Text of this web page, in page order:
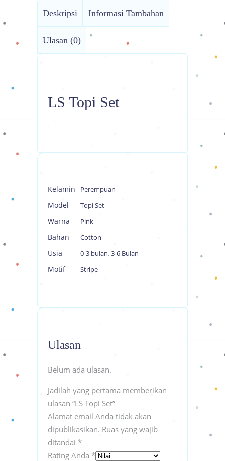
Deskripsi Informasi Tambahan
Ulasan (0)
LS Topi Set
Kelamin Perempuan
Model Topi Set
Warna Pink
Bahan Cotton
Usia 0-3 bulan, 3-6 Bulan
Motif Stripe
Ulasan
Belum ada ulasan.
Jadilah yang pertama memberikan
ulasan “LS Topi Set”
Alamat email Anda tidak akan
dipublikasikan. Ruas yang wajib
ditandai *
Rating Anda *